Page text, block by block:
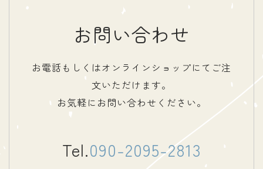
お問い合わせ
お電話もしくはオンラインショップにてご注
文いただけます。
お気軽にお問い合わせください。
Tel.090-2095-2813